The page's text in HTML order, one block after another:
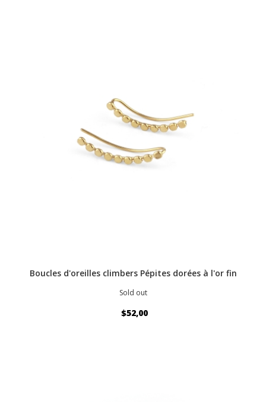
Boucles d'oreilles climbers Pépites dorées à l'or fin
Sold out
$52,00